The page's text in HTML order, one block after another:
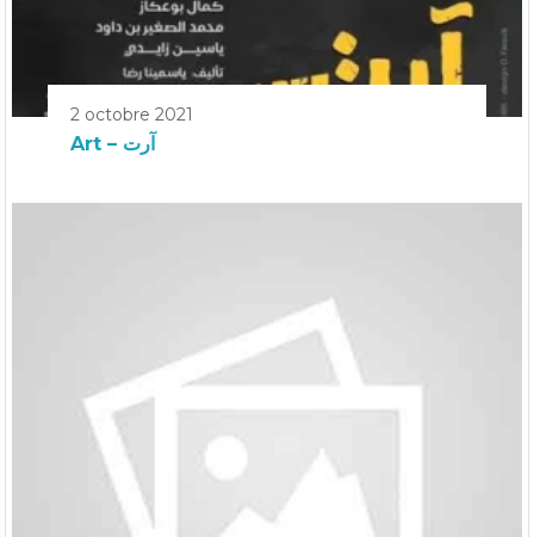
2 octobre 2021
Art – آرت